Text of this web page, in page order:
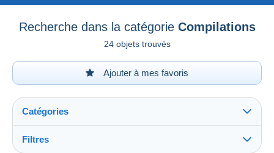
Recherche dans la catégorie Compilations
24 objets trouvés
Ajouter à mes favoris
Catégories
Filtres